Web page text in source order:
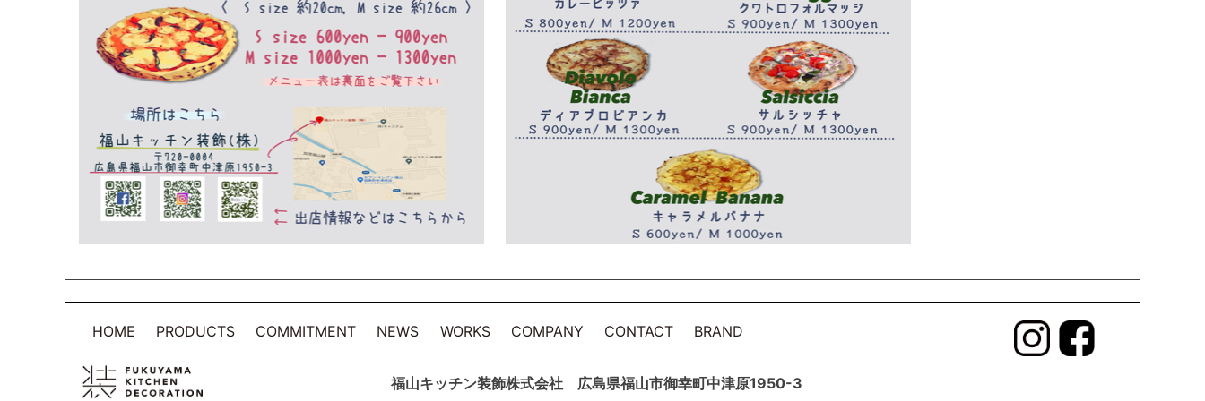
HOME PRODUCTS COMMITMENT NEWS WORKS COMPANY CONTACT BRAND
福山キッチン装飾株式会社 広島県福山市御幸町中津原1950-3